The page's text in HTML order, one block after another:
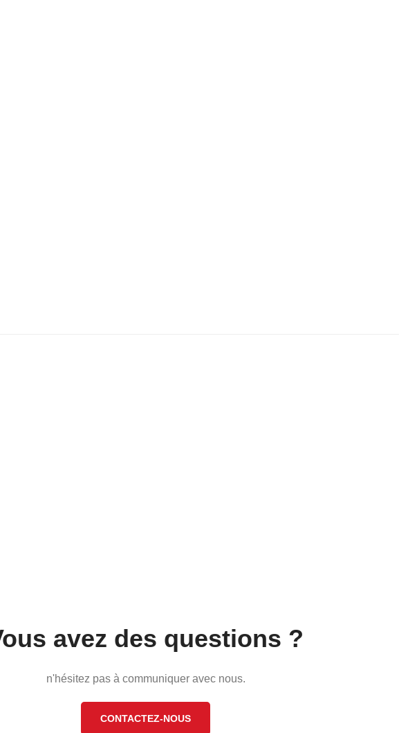
avez des questions ?
n'hésitez pas à communiquer avec nous.
CONTACTEZ-NOUS